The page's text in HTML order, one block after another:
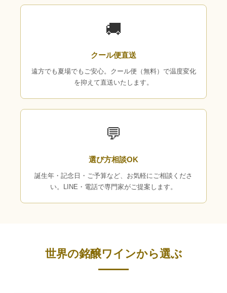
🚚
クール便直送
遠方でも夏場でもご安心。クール便（無料）で温度変化
を抑えて直送いたします。
💬
選び方相談OK
誕生年・記念日・ご予算など、お気軽にご相談くださ
い。LINE・電話で専門家がご提案します。
世界の銘醸ワインから選ぶ